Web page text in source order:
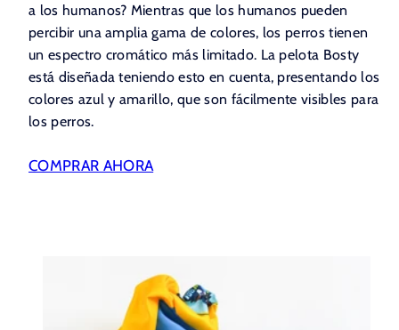
a los humanos? Mientras que los humanos pueden
percibir una amplia gama de colores, los perros tienen
un espectro cromático más limitado. La pelota Bosty
está diseñada teniendo esto en cuenta, presentando los
colores azul y amarillo, que son fácilmente visibles para
los perros.
COMPRAR AHORA